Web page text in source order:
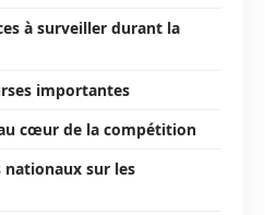
à surveiller durant la
importantes
cœur de la compétition
nationaux sur les